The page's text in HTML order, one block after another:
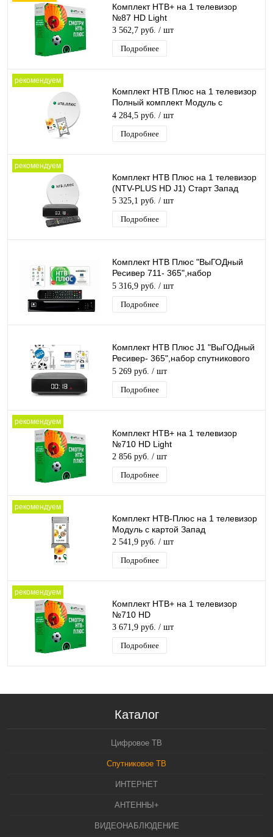
Комплект НТВ+ на 1 телевизор
№87 HD Light
3 562,7 руб. / шт
Подробнее
рекомендуем
Комплект НТВ Плюс на 1 телевизор
Полный комплект Модуль с
антенной Запад
4 284,5 руб. / шт
Подробнее
рекомендуем
Комплект НТВ Плюс на 1 телевизор
(NTV-PLUS HD J1) Старт Запад
5 325,1 руб. / шт
Подробнее
Комплект НТВ Плюс "ВыГОДный
Ресивер 711- 365",набор
спутникового оборудования с
подпиской на 1год
5 316,9 руб. / шт
Подробнее
Комплект НТВ Плюс J1 "ВыГОДный
Ресивер- 365",набор спутникового
тв для просмотра каналов 1 год
5 269 руб. / шт
Подробнее
рекомендуем
Комплект НТВ+ на 1 телевизор
№710 HD Light
2 856 руб. / шт
Подробнее
рекомендуем
Комплект НТВ-Плюс на 1 телевизор
Модуль с картой Запад
2 541,9 руб. / шт
Подробнее
рекомендуем
Комплект НТВ+ на 1 телевизор
№710 HD
3 671,9 руб. / шт
Подробнее
Каталог
Цифровое ТВ
Спутниковое ТВ
ИНТЕРНЕТ
АНТЕННЫ+
ВИДЕОНАБЛЮДЕНИЕ